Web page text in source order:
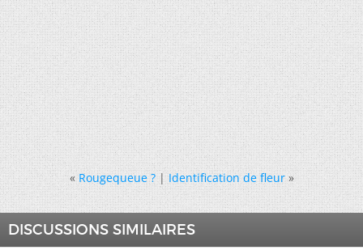
« Rougequeue ?|Identification de fleur »
DISCUSSIONS SIMILAIRES